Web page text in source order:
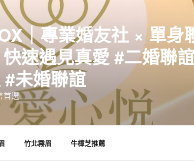
｜專業婚友社 × 單身
速遇見真愛 #二婚聯
未婚聯誼
首選
竹北霧眉 牛樟芝推薦